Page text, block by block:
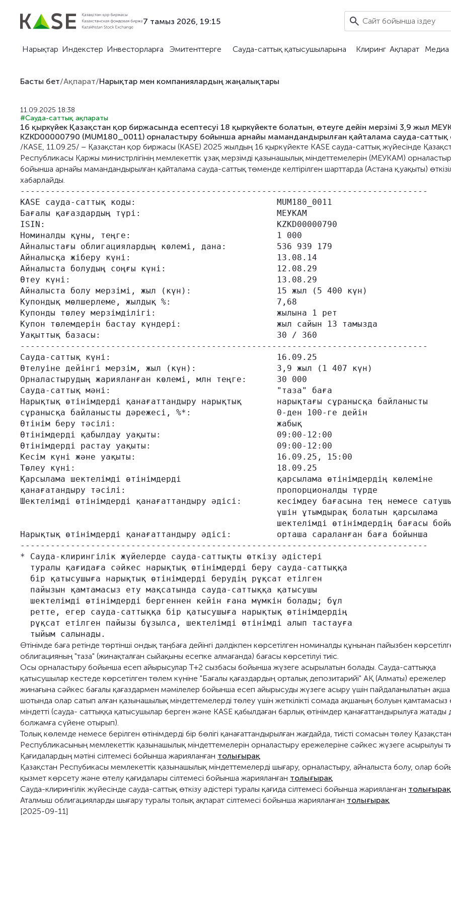
7 тамыз 2026, 19:15
Нарықтар Индекстер Инвесторларға Эмитенттерге Сауда-саттық қатысушыларына Клиринг Ақпарат Медиа
Басты бет/Ақпарат/Нарықтар мен компаниялардың жаңалықтары
11.09.2025 18:38
#Сауда-саттық ақпараты
16 қыркүйек Қазақстан қор биржасында есептесуі 18 қыркүйекте болатын, өтеуге дейін мерзімі 3,9 жыл
KZKD00000790 (MUM180_0011) орналастыру бойынша арнайы мамандандырылған қайталама сауда-саттық
/KASE, 11.09.25/ – Қазақстан қор биржасы (KASE) 2025 жылдың 16 қыркүйекте KASE сауда-саттық жүйесінде
Республикасы Қаржы министрлігінің мемлекеттік ұзақ мерзімді қазынашылық міндеттемелерін (МЕУКАМ)
бойынша арнайы мамандандырылған қайталама сауда-саттық төменде келтірілген шарттарда (Астана қ.уақыты)
хабарлайды.
---------------------------------------------------------------------------------
KASE сауда-саттық коды:                            MUM180_0011
Бағалы қағаздардың түрі:                           МЕУКАМ
ISIN:                                              KZKD00000790
Номиналды құны, теңге:                             1 000
Айналыстағы облигациялардың көлемі, дана:          536 939 179
Айналысқа жіберу күні:                             13.08.14
Айналыста болудың соңғы күні:                      12.08.29
Өтеу күні:                                         13.08.29
Айналыста болу мерзімі, жыл (күн):                 15 жыл (5 400 күн)
Купондық мөлшерлеме, жылдық %:                     7,68
Купонды төлеу мерзімділігі:                        жылына 1 рет
Купон төлемдерін бастау күндері:                   жыл сайын 13 тамызда
Уақыттық базасы:                                   30 / 360
---------------------------------------------------------------------------------
Сауда-саттық күні:                                 16.09.25
Өтелуіне дейінгі мерзім, жыл (күн):                3,9 жыл (1 407 күн)
Орналастырудың жарияланған көлемі, млн теңге:      30 000
Сауда-саттық мәні:                                 "таза" баға
Нарықтық өтінімдерді қанағаттандыру нарықтық       нарықтағы сұранысқа байланысты
сұранысқа байланысты дәрежесі, %*:                 0-ден 100-ге дейін
Өтінім беру тәсілі:                                жабық
Өтінімдерді қабылдау уақыты:                       09:00-12:00
Өтінімдерді растау уақыты:                         09:00-12:00
Кесім күні және уақыты:                            16.09.25, 15:00
Төлеу күні:                                        18.09.25
Қарсылама шектелімді өтінімдерді                   қарсылама өтінімдердің көлеміне
қанағатандыру тәсілі:                              пропорционалды түрде
Шектелімді өтінімдерді қанағаттандыру әдісі:       кесімдеу бағасына тең немесе
                                                   үшін ұтымдырақ болатын қарсылама
шектелімді өтінімдердің бағасы
Нарықтық өтінімдерді қанағаттандыру әдісі:         орташа сараланған баға бойынша
---------------------------------------------------------------------------------
* Сауда-клирингілік жүйелерде сауда-саттықты өткізу әдістері
  туралы қағидаға сәйкес нарықтық өтінімдерді беру сауда-саттыққа
  бір қатысушыға нарықтық өтінімдерді берудің рұқсат етілген
  пайызын қамтамасыз ету мақсатында сауда-саттыққа қатысушы
  шектелімді өтінімдерді бергеннен кейін ғана мүмкін болады; бұл
  ретте, егер сауда-саттыққа бір қатысушыға нарықтық өтінімдердің
  рұқсат етілген пайызы бұзылса, шектелімді өтінімді алып тастауға
Өтінімде баға ретінде төртінші ондық таңбаға дейінгі дәлдікпен көрсетілген номиналды құнынан пайызбен
облигацияның "таза" (жинақталған сыйақыны есепке алмағанда) бағасы көрсетілуі тиіс.
Осы орналастыру бойынша есеп айырысулар Т+2 сызбасы бойынша жүзеге асырылатын болады. Сауда-саттыққа
қатысушылар кестеде көрсетілген төлем күніне "Бағалы қағаздардың орталық депозитарийі" АҚ (Алматы) ережелер
жинағына сәйкес бағалы қағаздармен мәмілелер бойынша есеп айырысуды жүзеге асыру үшін пайдаланылатын ақша
шотында олар сатып алған қазынашылық міндеттемелерді төлеу үшін жеткілікті сомада ақшаның болуын қамтамасыз
міндетті (сауда- саттыққа қатысушылар берген және KASE қабылдаған барлық өтінімдер қанағаттандырылуға жатады
болжамға сүйене отырып).
Толық көлемде немесе берілген өтінімдерді бір бөлігі қанағаттандырылған жағдайда, тиісті сомасын төлеу Қазақстан
Республикасының мемлекеттік қазынашылық міндеттемелерін орналастыру ережелеріне сәйкес жүзеге асырылуы
Қағидалардың мәтіні сілтемесі бойынша жарияланған толығырақ
Қазақстан Респубикасы мемлекеттік қазынашылық міндеттемелерді шығару, орналастыру, айналыста болу, олар
қызмет көрсету және өтелу қағидалары сілтемесі бойынша жарияланған толығырақ
Сауда-клирингілік жүйесінде сауда-саттық өткізу әдістері туралы қағида сілтемесі бойынша жарияланған толығырақ
Аталмыш облигацияларды шығару туралы толық ақпарат сілтемесі бойынша жарияланған толығырақ
[2025-09-11]